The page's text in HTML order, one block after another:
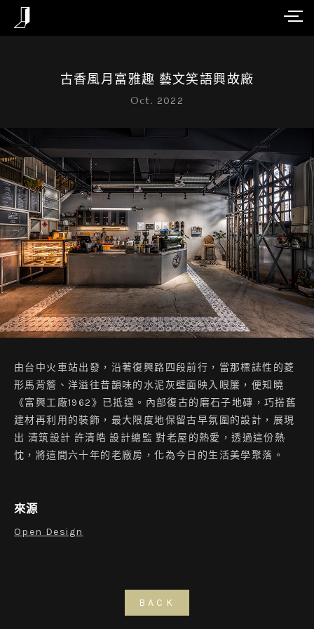
古香風月富雅趣 藝文笑語興故廠
Oct. 2022
由台中火車站出發，沿著復興路四段前行，當那標誌性的菱
形馬背簷、洋溢往昔韻味的水泥灰壁面映入眼簾，便知曉
《富興工廠1962》已抵達。內部復古的磨石子地磚，巧搭舊
建材再利用的裝飾，最大限度地保留古早氛圍的設計，展現
出 清筑設計 許清皓 設計總監 對老屋的熱愛，透過這份熱
忱，將這間六十年的老廠房，化為今日的生活美學聚落。
來源
Open Design
BACK